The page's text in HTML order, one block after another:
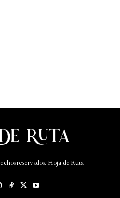
reservados. Hoja de Ruta